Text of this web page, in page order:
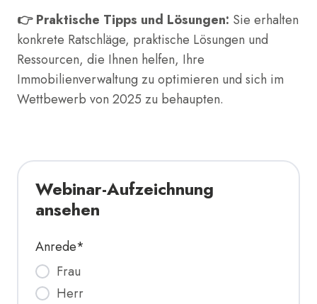
👉 Praktische Tipps und Lösungen: Sie erhalten
konkrete Ratschläge, praktische Lösungen und
Ressourcen, die Ihnen helfen, Ihre
Immobilienverwaltung zu optimieren und sich im
Wettbewerb von 2025 zu behaupten.
Webinar-Aufzeichnung
ansehen
Anrede*
Frau
Herr